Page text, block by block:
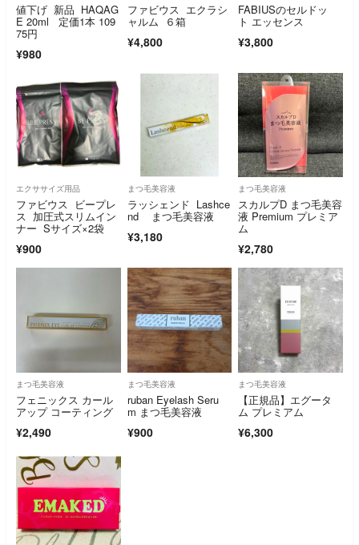
値下げ 新品 HAQAG
E 20ml 定価1本 109
75円
¥980
ファビウス エクラシ
ャルム ６箱
¥4,800
FABIUSのセルドッ
ト エッセンス
¥3,800
エクササイズ用品
ファビウス ビープレ
ス 加圧式スリムイン
ナー Sサイズ×2袋
¥900
まつ毛美容液
ラッシェンド Lashce
nd まつ毛美容液
¥3,180
まつ毛美容液
スカルプD まつ毛美容
液 Premium プレミア
ム
¥2,780
まつ毛美容液
フェニックス カール
アップ コーティング
¥2,490
まつ毛美容液
ruban Eyelash Seru
m まつ毛美容液
¥900
まつ毛美容液
【正規品】エグータ
ム プレミアム
¥6,300